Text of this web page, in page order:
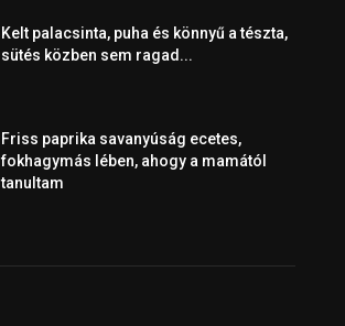
Kelt palacsinta, puha és könnyű a tészta,
sütés közben sem ragad...
Friss paprika savanyúság ecetes,
fokhagymás lében, ahogy a mamától
tanultam